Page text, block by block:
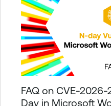
FAQ on CVE-2026-
Day in Microsoft